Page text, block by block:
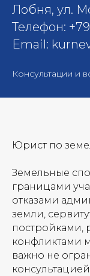
Лобня, ул.
Телефон:
Email:
Консультации и
Юрист по
Земельные
границами
отказами
земли,
постройками,
конфликтами
важно не